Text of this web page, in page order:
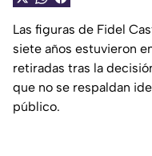
Las figuras de Fidel
siete años estuvieron
retiradas tras la
que no se respaldan
público.